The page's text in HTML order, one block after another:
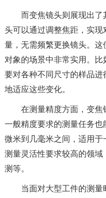
而变焦镜头则展现出了
头可以通过调整焦距，实现
量，无需频繁更换镜头。
对象的场景中非常实用。
要对各种不同尺寸的样品
地适应这些变化。
在测量精度方面，变焦
一般精度要求的测量任务
微米到几毫米之间，适用
测量灵活性要求较高的领
测等。
当面对大型工件的测量